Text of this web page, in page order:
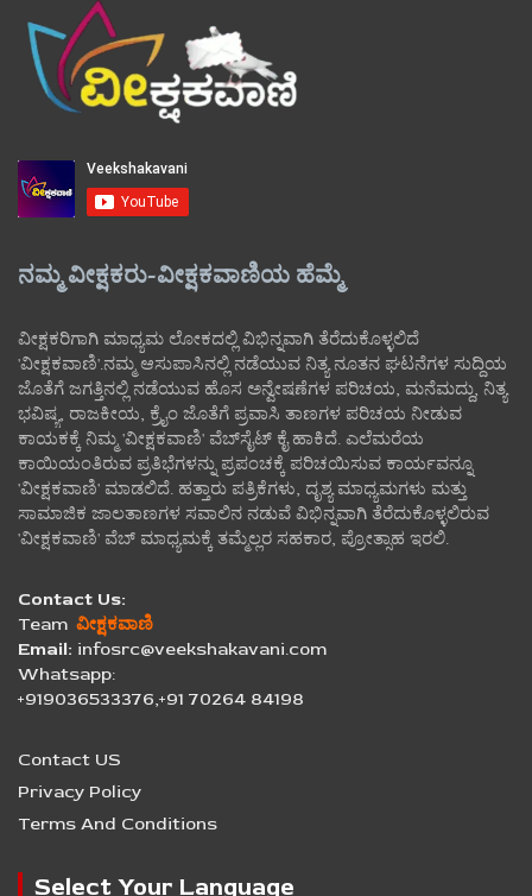
ನಮ್ಮ ವೀಕ್ಷಕರು-ವೀಕ್ಷಕವಾಣಿಯ ಹೆಮ್ಮೆ
ವೀಕ್ಷಕರಿಗಾಗಿ ಮಾಧ್ಯಮ ಲೋಕದಲ್ಲಿ ವಿಭಿನ್ನವಾಗಿ ತೆರೆದುಕೊಳ್ಳಲಿದೆ
'ವೀಕ್ಷಕವಾಣಿ'.ನಮ್ಮ ಆಸುಪಾಸಿನಲ್ಲಿ ನಡೆಯುವ ನಿತ್ಯ ನೂತನ ಘಟನೆಗಳ ಸುದ್ದಿಯ
ಜೊತೆಗೆ ಜಗತ್ತಿನಲ್ಲಿ ನಡೆಯುವ ಹೊಸ ಅನ್ವೇಷಣೆಗಳ ಪರಿಚಯ, ಮನೆಮದ್ದು, ನಿತ್ಯ
ಭವಿಷ್ಯ, ರಾಜಕೀಯ, ಕ್ರೈಂ ಜೊತೆಗೆ ಪ್ರವಾಸಿ ತಾಣಗಳ ಪರಿಚಯ ನೀಡುವ
ಕಾಯಕಕ್ಕೆ ನಿಮ್ಮ 'ವೀಕ್ಷಕವಾಣಿ' ವೆಬ್‌ಸೈಟ್‌ ಕೈ ಹಾಕಿದೆ. ಎಲೆಮರೆಯ
ಕಾಯಿಯಂತಿರುವ ಪ್ರತಿಭೆಗಳನ್ನು ಪ್ರಪಂಚಕ್ಕೆ ಪರಿಚಯಿಸುವ ಕಾರ್ಯವನ್ನೂ
'ವೀಕ್ಷಕವಾಣಿ' ಮಾಡಲಿದೆ. ಹತ್ತಾರು ಪತ್ರಿಕೆಗಳು, ದೃಶ್ಯ ಮಾಧ್ಯಮಗಳು ಮತ್ತು
ಸಾಮಾಜಿಕ ಜಾಲತಾಣಗಳ ಸವಾಲಿನ ನಡುವೆ ವಿಭಿನ್ನವಾಗಿ ತೆರೆದುಕೊಳ್ಳಲಿರುವ
'ವೀಕ್ಷಕವಾಣಿ' ವೆಬ್ ಮಾಧ್ಯಮಕ್ಕೆ ತಮ್ಮೆಲ್ಲರ ಸಹಕಾರ, ಪ್ರೋತ್ಸಾಹ ಇರಲಿ.
Contact Us:
Team ವೀಕ್ಷಕವಾಣಿ
Email: infosrc@veekshakavani.com
Whatsapp:
+919036533376,+91 70264 84198
Contact US
Privacy Policy
Terms And Conditions
Select Your Language